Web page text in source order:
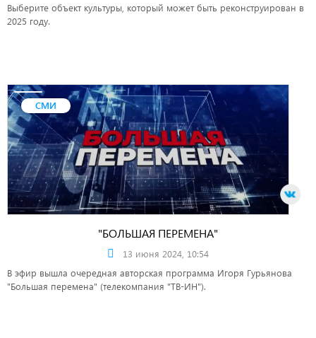
Выберите объект культуры, который может быть реконструирован в
2025 году.
СМИ
"БОЛЬШАЯ ПЕРЕМЕНА"
13 июня 2024, 10:54
В эфир вышла очередная авторская программа Игоря Гурьянова
"Большая перемена" (телекомпания "ТВ-ИН").